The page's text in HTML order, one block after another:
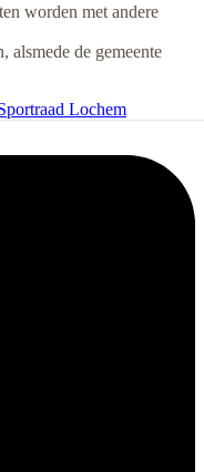
worden met andere
de gemeente
Lochem